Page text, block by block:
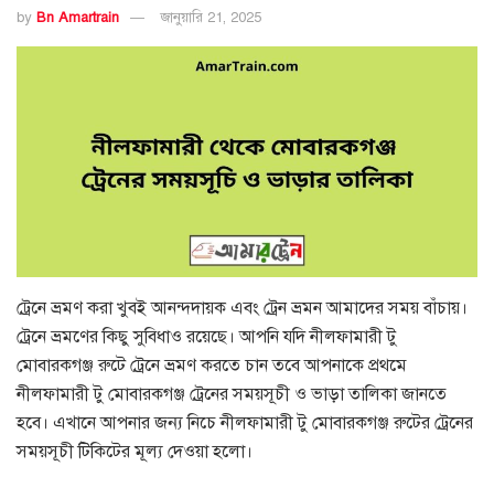
by Bn Amartrain জানুয়ারি 21, 2025
ট্রেনে ভ্রমণ করা খুবই আনন্দদায়ক এবং ট্রেন ভ্রমন আমাদের সময় বাঁচায়।
ট্রেনে ভ্রমণের কিছু সুবিধাও রয়েছে। আপনি যদি নীলফামারী টু
মোবারকগঞ্জ রুটে ট্রেনে ভ্রমণ করতে চান তবে আপনাকে প্রথমে
নীলফামারী টু মোবারকগঞ্জ ট্রেনের সময়সূচী ও ভাড়া তালিকা জানতে
হবে। এখানে আপনার জন্য নিচে নীলফামারী টু মোবারকগঞ্জ রুটের ট্রেনের
সময়সূচী টিকিটের মূল্য দেওয়া হলো।